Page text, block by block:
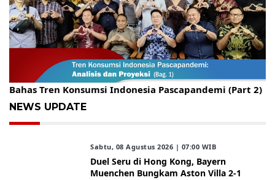
Gelar Kopdar, KBC Jakarta Raya Hadirkan Pakar Ritel
Bahas Tren Konsumsi Indonesia Pascapandemi (Part 2)
NEWS UPDATE
Sabtu, 08 Agustus 2026 | 07:00 WIB
Duel Seru di Hong Kong, Bayern
Muenchen Bungkam Aston Villa 2-1